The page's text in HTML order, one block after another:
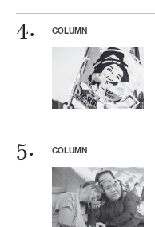
COLUMN
COLUMN